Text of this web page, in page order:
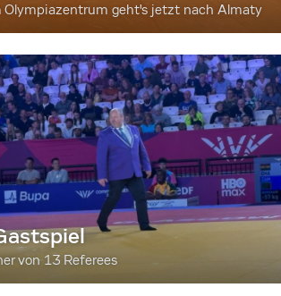
Olympiazentrum geht's jetzt nach Almaty
von 13 Referees